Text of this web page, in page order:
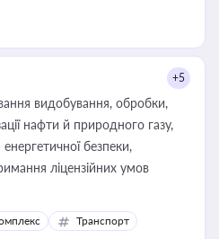
+5
видобування, обробки,
нафти й природного газу,
безпеки,
ліцензійних умов
Транспорт